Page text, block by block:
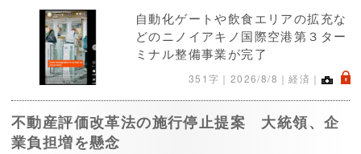
自動化ゲートや飲食エリアの拡充な
どのニノイアキノ国際空港第３ター
ミナル整備事業が完了
351字｜ 2026/8/8 ｜経済｜ .
不動産評価改革法の施行停止提案 大統領、企
業負担増を懸念